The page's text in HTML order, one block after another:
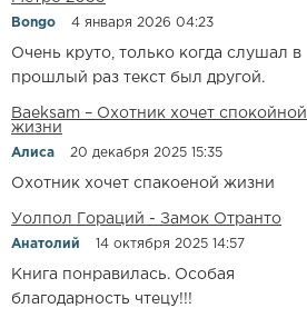
Bongo 4 января 2026 04:23
Очень круто, только когда слушал в
прошлый раз текст был другой.
Baeksam – Охотник хочет спокойной
жизни
Алиса 20 декабря 2025 15:35
Охотник хочет спакоеной жизни
Уолпол Гораций - Замок Отранто
Анатолий 14 октября 2025 14:57
Книга понравилась. Особая
благодарность чтецу!!!